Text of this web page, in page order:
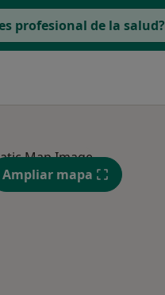
profesional de la salud?
Ampliar mapa